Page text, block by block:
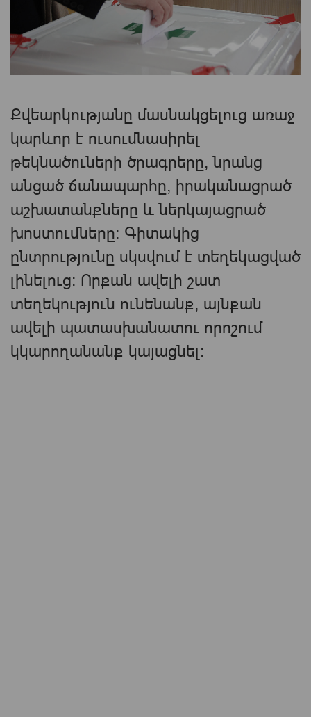
Քվեարկությանը մասնակցելուց առաջ
կարևոր է ուսումնասիրել
թեկնածուների ծրագրերը, նրանց
անցած ճանապարհը, իրականացրած
աշխատանքները և ներկայացրած
խոստումները։ Գիտակից
ընտրությունը սկսվում է տեղեկացված
լինելուց։ Որքան ավելի շատ
տեղեկություն ունենանք, այնքան
ավելի պատասխանատու որոշում
կկարողանանք կայացնել։